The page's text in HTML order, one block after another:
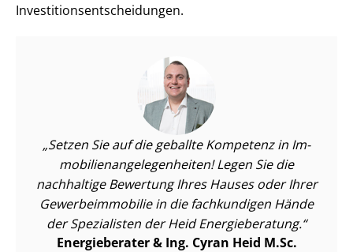
In­ves­ti­ti­ons­ent­schei­dun­gen.
Setzen Sie auf die geballte Kompetenz in Im­
mo­bi­li­en­an­ge­le­gen­hei­ten! Legen Sie die
nachhaltige Bewertung Ihres Hauses oder Ihrer
Ge­wer­be­im­mo­bi­lie in die fachkundigen Hände
der Spezialisten der Heid Energieberatung.
Energieberater & Ing. Cyran Heid M.Sc.